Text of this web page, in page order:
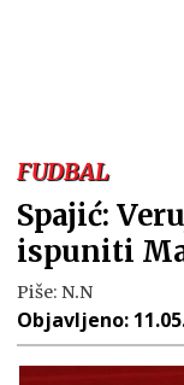
FUDBAL
Spajić:
ispuniti
Piše: N.N
Objavljeno: